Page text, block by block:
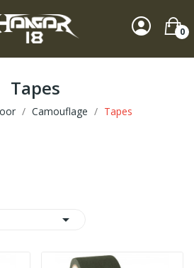
0
Tapes
Camouflage Tapes
